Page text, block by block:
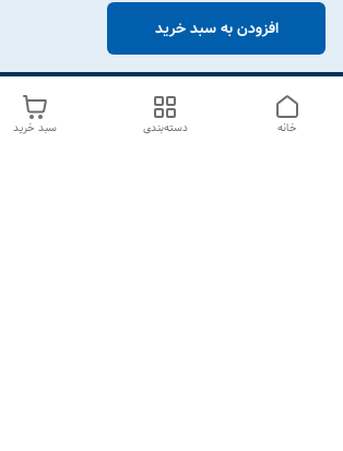
افزودن به سبد خرید
سبد خرید دسته‌بندی خانه